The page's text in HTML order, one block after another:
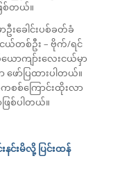
စ်တယ်။
ခေါင်းပစ်ခတ်ခံ
ယ်တစ်ဦး – ဗိုက်/ရင်
ာကျာ်း‌လေးငယ်မှာ
ော်ပြထားပါတယ်။
စစ်ကြောင်းထိုးလာ
ြစ်ပါတယ်။
င်းမိလို့ ပြင်းထန်